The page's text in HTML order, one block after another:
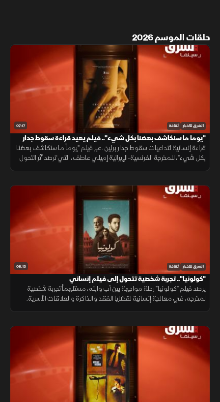
حلقات الموسم 2026
07:17 الشرق للأخبار ثقافة
"يوما ما سنكاشف بعضنا بكل شيء".. فيلم يعيد قراءة سقوط جدار
برلين
قراءة إنسانية لتداعيات سقوط جدار برلين، عبر فيلم "يوماً ما سنكاشف بعضنا
بكل شيء"، للمخرجة الفرنسية-الإيرانية إميلي عاطف، التي ترصد أثر التحول
08:13 الشرق للأخبار ثقافة
"كولونيا".. تجربة شخصية تتحول إلى فيلم إنساني
يرصد فيلم "كولونيا" رحلة مواجهة بين أب وابنه، مستلهماً تجربة شخصية
لمخرجه، في معالجة إنسانية لقضايا الفقد والذاكرة والعلاقات الأسرية.